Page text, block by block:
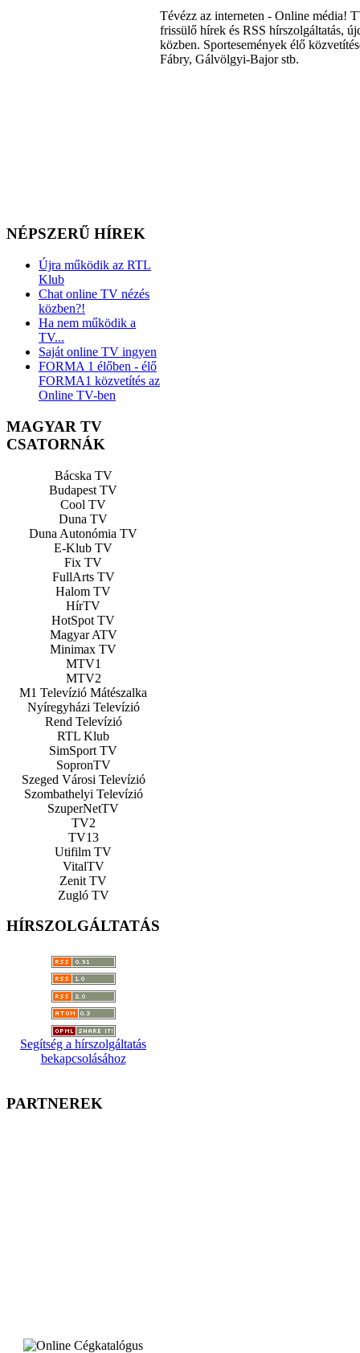
NÉPSZERŰ HÍREK
Újra működik az RTL
Klub
Chat online TV nézés
közben?!
Ha nem működik a
TV...
Saját online TV ingyen
FORMA 1 élőben - élő
FORMA1 közvetítés az
Online TV-ben
MAGYAR TV
CSATORNÁK
Bácska TV
Budapest TV
Cool TV
Duna TV
Duna Autonómia TV
E-Klub TV
Fix TV
FullArts TV
Halom TV
HírTV
HotSpot TV
Magyar ATV
Minimax TV
MTV1
MTV2
M1 Televízió Mátészalka
Nyíregyházi Televízió
Rend Televízió
RTL Klub
SimSport TV
SopronTV
Szeged Városi Televízió
Szombathelyi Televízió
SzuperNetTV
TV2
TV13
Utifilm TV
VitalTV
Zenit TV
Zugló TV
HÍRSZOLGÁLTATÁS
Segítség a hírszolgáltatás
bekapcsolásához
PARTNEREK
Tévézz az interneten - Online média!
frissülő hírek és RSS hírszolgáltatás,
közben. Sportesemények élő
Fábry, Gálvölgyi-Bajor stb.